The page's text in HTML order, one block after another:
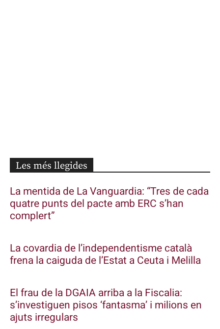
Les més llegides
La mentida de La Vanguardia: “Tres de cada
quatre punts del pacte amb ERC s’han
complert”
La covardia de l’independentisme català
frena la caiguda de l’Estat a Ceuta i Melilla
El frau de la DGAIA arriba a la Fiscalia:
s’investiguen pisos ‘fantasma’ i milions en
ajuts irregulars